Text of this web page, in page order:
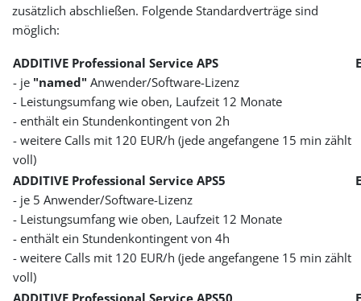
zusätzlich abschließen. Folgende Standardverträge sind
möglich:
ADDITIVE Professional Service APS
- je "named" Anwender/Software-Lizenz
- Leistungsumfang wie oben, Laufzeit 12 Monate
- enthält ein Stundenkontingent von 2h
- weitere Calls mit 120 EUR/h (jede angefangene 15 min zählt
voll)
ADDITIVE Professional Service APS5
- je 5 Anwender/Software-Lizenz
- Leistungsumfang wie oben, Laufzeit 12 Monate
- enthält ein Stundenkontingent von 4h
- weitere Calls mit 120 EUR/h (jede angefangene 15 min zählt
voll)
ADDITIVE Professional Service APS50